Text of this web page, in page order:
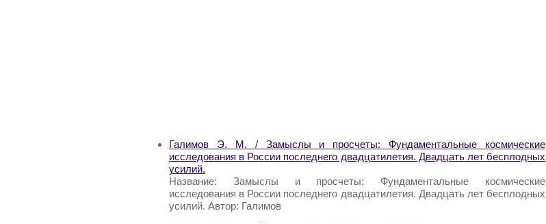
Галимов Э. М. / Замыслы и просчеты: Фундаментальные космические
исследования в России последнего двадцатилетия. Двадцать лет бесплодных
усилий.
Название: Замыслы и просчеты: Фундаментальные космические
исследования в России последнего двадцатилетия. Двадцать лет бесплодных
усилий. Автор: Галимов